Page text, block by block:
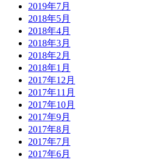
2019年7月
2018年5月
2018年4月
2018年3月
2018年2月
2018年1月
2017年12月
2017年11月
2017年10月
2017年9月
2017年8月
2017年7月
2017年6月